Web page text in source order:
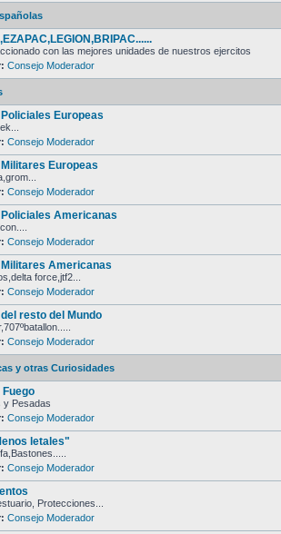
con las mejores unidades de nuestros ejercitos
Consejo Moderador
Europeas
Consejo Moderador
Europeas
Consejo Moderador
Americanas
Consejo Moderador
Americanas
force,jtf2...
Consejo Moderador
resto del Mundo
Consejo Moderador
y otras Curiosidades
y Pesadas
Consejo Moderador
letales"
Consejo Moderador
Protecciones...
Consejo Moderador